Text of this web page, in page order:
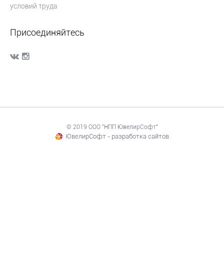
условий труда
Присоединяйтесь
© 2019 ООО "НПП ЮвелирСофт"
ЮвелирСофт - разработка сайтов